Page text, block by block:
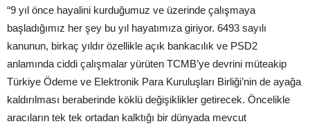
“9 yıl önce hayalini kurduğumuz ve üzerinde çalışmaya
başladığımız her şey bu yıl hayatımıza giriyor. 6493 sayılı
kanunun, birkaç yıldır özellikle açık bankacılık ve PSD2
anlamında ciddi çalışmalar yürüten TCMB’ye devrini müteakip
Türkiye Ödeme ve Elektronik Para Kuruluşları Birliği’nin de ayağa
kaldırılması beraberinde köklü değişiklikler getirecek. Öncelikle
aracıların tek tek ortadan kalktığı bir dünyada mevcut